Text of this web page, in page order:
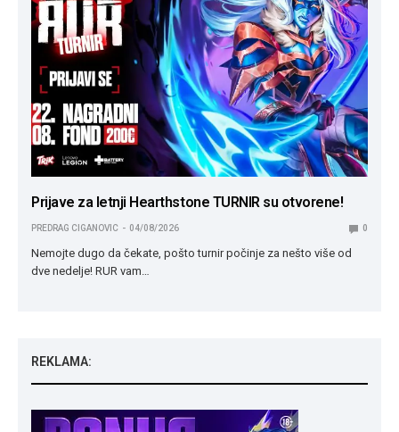
Prijave za letnji Hearthstone TURNIR su otvorene!
PREDRAG CIGANOVIC 04/08/2026 0
Nemojte dugo da čekate, pošto turnir počinje za nešto više od
dve nedelje! RUR vam…
REKLAMA: